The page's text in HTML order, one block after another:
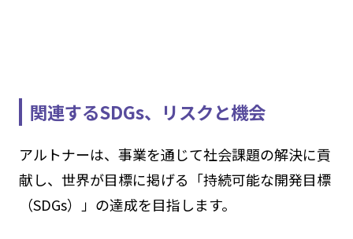
関連するSDGs、リスクと機会
アルトナーは、事業を通じて社会課題の解決に貢
献し、世界が目標に掲げる「持続可能な開発目標
（SDGs）」の達成を目指します。